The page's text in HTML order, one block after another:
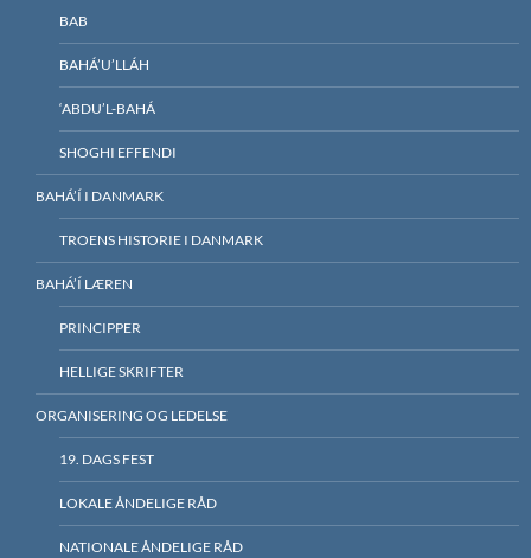
BAB
BAHÁ’U’LLÁH
‘ABDU’L-BAHÁ
SHOGHI EFFENDI
BAHÁ’Í I DANMARK
TROENS HISTORIE I DANMARK
BAHÁ’Í LÆREN
PRINCIPPER
HELLIGE SKRIFTER
ORGANISERING OG LEDELSE
19. DAGS FEST
LOKALE ÅNDELIGE RÅD
NATIONALE ÅNDELIGE RÅD